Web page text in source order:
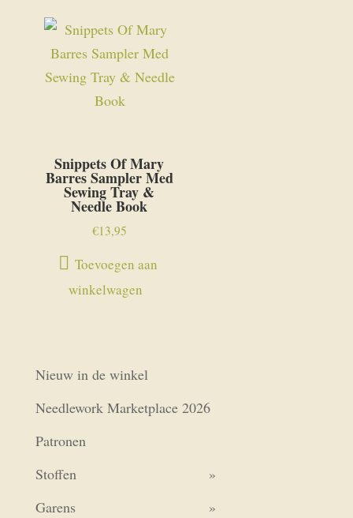
Snippets Of Mary
Barres Sampler Med
Sewing Tray &
Needle Book
€13,95
Toevoegen aan
winkelwagen
Nieuw in de winkel
Needlework Marketplace 2026
Patronen
Stoffen
Garens